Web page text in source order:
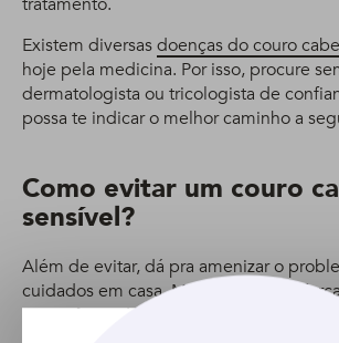
Existem diversasdoenças do couro
hoje pela medicina. Por isso, procure
dermatologista ou tricologista de
possa te indicar o melhor caminho a
Como evitar um couro
sensível?
Além de evitar, dá pra amenizar o
cuidados em casa. Mesmo assim,
importância de ir ao médico, hein?